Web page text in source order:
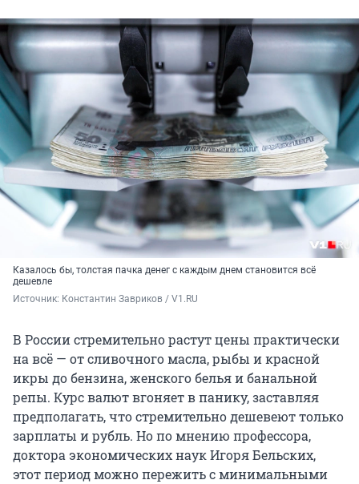
Казалось бы, толстая пачка денег с каждым днем становится всё
дешевле
Источник: Константин Завриков / V1.RU
В России стремительно растут цены практически
на всё — от сливочного масла, рыбы и красной
икры до бензина, женского белья и банальной
репы. Курс валют вгоняет в панику, заставляя
предполагать, что стремительно дешевеют только
зарплаты и рубль. Но по мнению профессора,
доктора экономических наук Игоря Бельских,
этот период можно пережить с минимальными